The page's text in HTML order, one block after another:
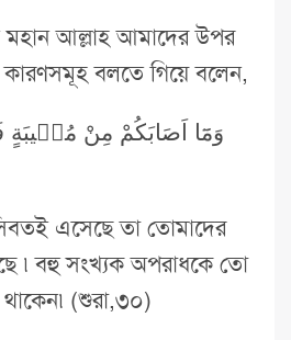
মহান আল্লাহ আমাদের উপর
বলতে গিয়ে বলেন,
وَمَٓا اَصَابَكُمْ مِنْ
এসেছে তা তোমাদের
৷ বহু সংখ্যক অপরাধকে তো
থাকেন৷ (শুরা,৩০)